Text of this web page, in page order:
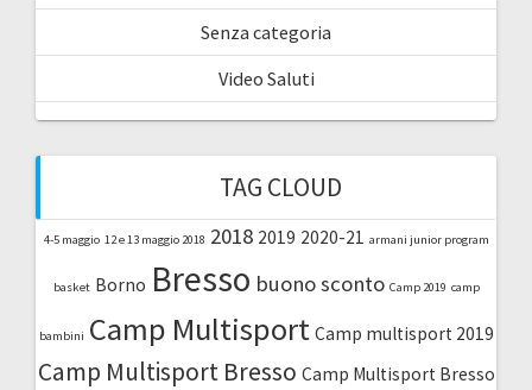
Senza categoria
Video Saluti
TAG CLOUD
4-5 maggio 12 e 13 maggio 2018 2018 2019 2020-21 armani junior program
basket Borno Bresso buono sconto Camp 2019 camp
bambini Camp Multisport Camp multisport 2019
Camp Multisport Bresso Camp Multisport Bresso